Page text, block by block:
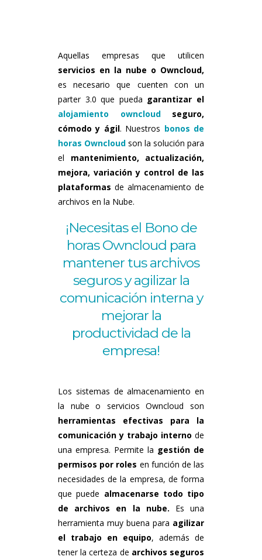
Aquellas empresas que utilicen
servicios en la nube o Owncloud,
es necesario que cuenten con un
parter 3.0 que pueda garantizar el
alojamiento owncloudseguro,
cómodo y ágil. Nuestros bonos de
horas Owncloud son la solución para
el mantenimiento, actualización,
mejora, variación y control de las
plataformas de almacenamiento de
archivos en la Nube.
¡Necesitas el Bono de
horas Owncloud para
mantener tus archivos
seguros y agilizar la
comunicación interna y
mejorar la
productividad de la
empresa!
Los sistemas de almacenamiento en
la nube o servicios Owncloud son
herramientas efectivas para la
comunicación y trabajo interno de
una empresa. Permite la gestión de
permisos por roles en función de las
necesidades de la empresa, de forma
que puede almacenarse todo tipo
de archivos en la nube. Es una
herramienta muy buena para agilizar
el trabajo en equipo, además de
tener la certeza de archivos seguros